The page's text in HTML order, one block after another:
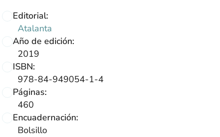
Editorial:
Atalanta
Año de edición:
2019
ISBN:
978-84-949054-1-4
Páginas:
460
Encuadernación:
Bolsillo